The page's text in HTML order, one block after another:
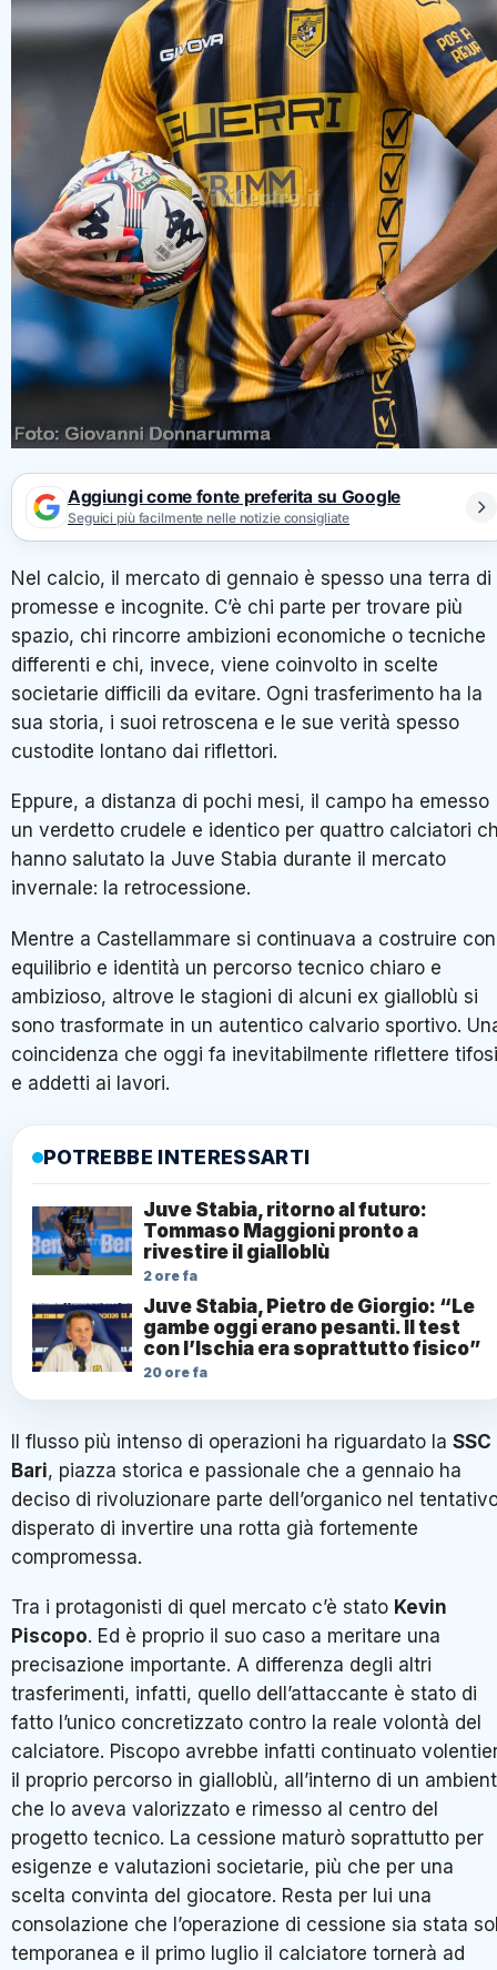
Aggiungi come fonte preferita su Google
Seguici più facilmente nelle notizie consigliate
Nel calcio, il mercato di gennaio è spesso una terra di
promesse e incognite. C’è chi parte per trovare più
spazio, chi rincorre ambizioni economiche o tecniche
differenti e chi, invece, viene coinvolto in scelte
societarie difficili da evitare. Ogni trasferimento ha la
sua storia, i suoi retroscena e le sue verità spesso
custodite lontano dai riflettori.
Eppure, a distanza di pochi mesi, il campo ha emesso
un verdetto crudele e identico per quattro calciatori
hanno salutato la Juve Stabia durante il mercato
invernale: la retrocessione.
Mentre a Castellammare si continuava a costruire con
equilibrio e identità un percorso tecnico chiaro e
ambizioso, altrove le stagioni di alcuni ex gialloblù si
sono trasformate in un autentico calvario sportivo.
coincidenza che oggi fa inevitabilmente riflettere tifosi
e addetti ai lavori.
POTREBBE INTERESSARTI
Juve Stabia, ritorno al futuro:
Tommaso Maggioni pronto a
rivestire il gialloblù
2 ore fa
Juve Stabia, Pietro de Giorgio: “Le
gambe oggi erano pesanti. Il test
con l’Ischia era soprattutto fisico”
20 ore fa
Il flusso più intenso di operazioni ha riguardato la SSC
Bari, piazza storica e passionale che a gennaio ha
deciso di rivoluzionare parte dell’organico nel
disperato di invertire una rotta già fortemente
compromessa.
Tra i protagonisti di quel mercato c’è stato Kevin
Piscopo. Ed è proprio il suo caso a meritare una
precisazione importante. A differenza degli altri
trasferimenti, infatti, quello dell’attaccante è stato di
fatto l’unico concretizzato contro la reale volontà del
calciatore. Piscopo avrebbe infatti continuato
il proprio percorso in gialloblù, all’interno di un
che lo aveva valorizzato e rimesso al centro del
progetto tecnico. La cessione maturò soprattutto per
esigenze e valutazioni societarie, più che per una
scelta convinta del giocatore. Resta per lui una
consolazione che l’operazione di cessione sia stata
temporanea e il primo luglio il calciatore tornerà ad